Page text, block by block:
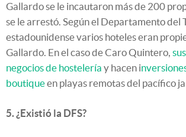
Gallardo se le incautaron más de 200
se le arrestó. Según el Departamento del
estadounidense varios hoteles eran
Gallardo. En el caso de Caro Quintero,
negocios de hostelería y hacen i
boutiqueen playas remotas del pacífico
5. ¿Existió la DFS?